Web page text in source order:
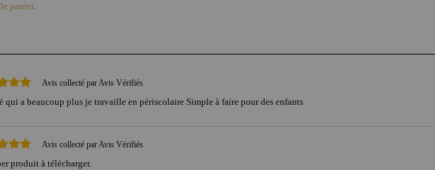
panier.
Avis collecté par Avis Vérifiés
qui a beaucoup plus je travaille en périscolaire Simple à faire pour des enfants
Avis collecté par Avis Vérifiés
produit à télécharger.